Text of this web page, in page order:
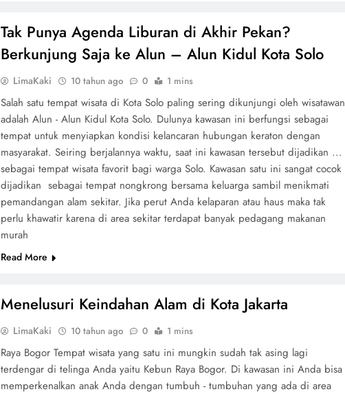
Tak Punya Agenda Liburan di Akhir Pekan?
Berkunjung Saja ke Alun – Alun Kidul Kota Solo
LimaKaki 10 tahun ago 0 1 mins
Salah satu tempat wisata di Kota Solo paling sering dikunjungi oleh wisatawan
adalah Alun - Alun Kidul Kota Solo. Dulunya kawasan ini berfungsi sebagai
tempat untuk menyiapkan kondisi kelancaran hubungan keraton dengan
masyarakat. Seiring berjalannya waktu, saat ini kawasan tersebut dijadikan ...
sebagai tempat wisata favorit bagi warga Solo. Kawasan satu ini sangat cocok
dijadikan sebagai tempat nongkrong bersama keluarga sambil menikmati
pemandangan alam sekitar. Jika perut Anda kelaparan atau haus maka tak
perlu khawatir karena di area sekitar terdapat banyak pedagang makanan
murah
Read More
Menelusuri Keindahan Alam di Kota Jakarta
LimaKaki 10 tahun ago 0 1 mins
Raya Bogor Tempat wisata yang satu ini mungkin sudah tak asing lagi
terdengar di telinga Anda yaitu Kebun Raya Bogor. Di kawasan ini Anda bisa
memperkenalkan anak Anda dengan tumbuh - tumbuhan yang ada di area